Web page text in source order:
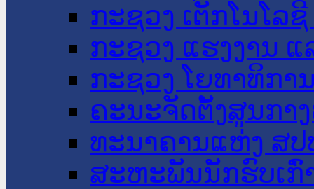
ກະຊວງ ເຕັກໂນໂລ
ກະຊວງ ແຮງງານ
ກະຊວງ ໂຍທາທິກາ
ຄະນະຈັດຕັ້ງສູນກາ
ທະນາຄານແຫ່ງ ສປ
ສະຫະພັນນັກຮົບເກົ່